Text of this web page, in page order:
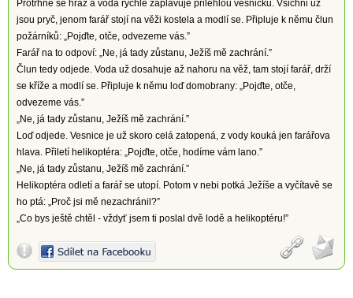
Protrhne se hráz a voda rychle zaplavuje přilehlou vesničku. Všichni už
jsou pryč, jenom farář stojí na věži kostela a modlí se. Připluje k němu člun
požárníků: „Pojďte, otče, odvezeme vás.”
Farář na to odpoví: „Ne, já tady zůstanu, Ježíš mě zachrání.”
Člun tedy odjede. Voda už dosahuje až nahoru na věž, tam stojí farář, drží
se kříže a modlí se. Připluje k němu loď domobrany: „Pojďte, otče,
odvezeme vás.”
„Ne, já tady zůstanu, Ježíš mě zachrání.”
Loď odjede. Vesnice je už skoro celá zatopená, z vody kouká jen farářova
hlava. Přiletí helikoptéra: „Pojďte, otče, hodíme vám lano.”
„Ne, já tady zůstanu, Ježíš mě zachrání.”
Helikoptéra odletí a farář se utopí. Potom v nebi potká Ježíše a vyčítavě se
ho ptá: „Proč jsi mě nezachránil?”
„Co bys ještě chtěl - vždyť jsem ti poslal dvě lodě a helikoptéru!”